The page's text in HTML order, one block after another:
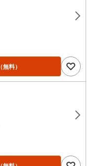
（無料）